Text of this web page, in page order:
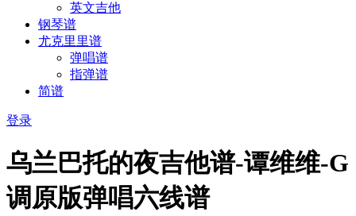
英文吉他
钢琴谱
尤克里里谱
弹唱谱
指弹谱
简谱
登录
乌兰巴托的夜吉他谱-谭维维-G
调原版弹唱六线谱